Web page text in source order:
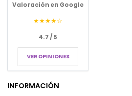
Valoración en Google
★★★★☆
4.7 / 5
VER OPINIONES
INFORMACIÓN